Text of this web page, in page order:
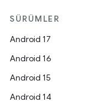
SÜRÜMLER
Android 17
Android 16
Android 15
Android 14